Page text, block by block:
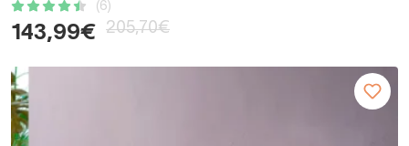
(6)
143,99€ 205,70€